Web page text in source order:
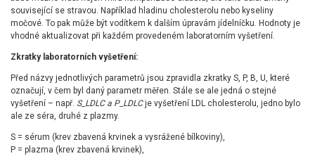
související se stravou. Například hladinu cholesterolu nebo kyseliny
močové. To pak může být vodítkem k dalším úpravám jídelníčku. Hodnoty je
vhodné aktualizovat při každém provedeném laboratorním vyšetření.
Zkratky laboratorních vyšetření:
Před názvy jednotlivých parametrů jsou zpravidla zkratky S, P, B, U, které
označují, v čem byl daný parametr měřen. Stále se ale jedná o stejné
vyšetření – např. S_LDLC a P_LDLCje vyšetření LDL cholesterolu, jedno bylo
ale ze séra, druhé z plazmy.
S = sérum (krev zbavená krvinek a vysrážené bílkoviny),
P = plazma (krev zbavená krvinek),